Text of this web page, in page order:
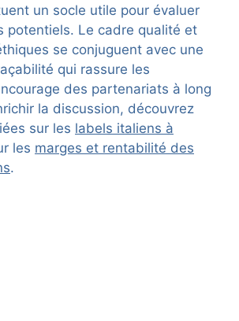
un socle utile pour évaluer
potentiels. Le cadre qualité et
se conjuguent avec une
qui rassure les
des partenariats à long
la discussion, découvrez
sur les labels italiens à
les marges et rentabilité des
.